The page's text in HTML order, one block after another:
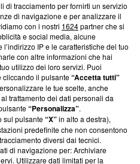
trasparenti su Blasting
e su come ci impegniamo a
la nostra aderenza a
Blasting News non è
ma ha richiesto di farne
effettuato una verifica di
di tracciamento per fornirti un servizio
di navigazione e per analizzare il
con i nostri 1624partner che si
e social media, alcune
IP e le caratteristiche del tuo
con altre informazioni che hai
utilizzo dei loro servizi. Puoi
cliccando il pulsante“Accetta tutti”
le tue scelte, anche
trattamento dei dati personali da
“Personalizza”.
sul pulsante“X”in alto a destra),
predefinite che non consentono
diversi dai tecnici.
di navigazione per: Archiviare
Utilizzare dati limitati per la